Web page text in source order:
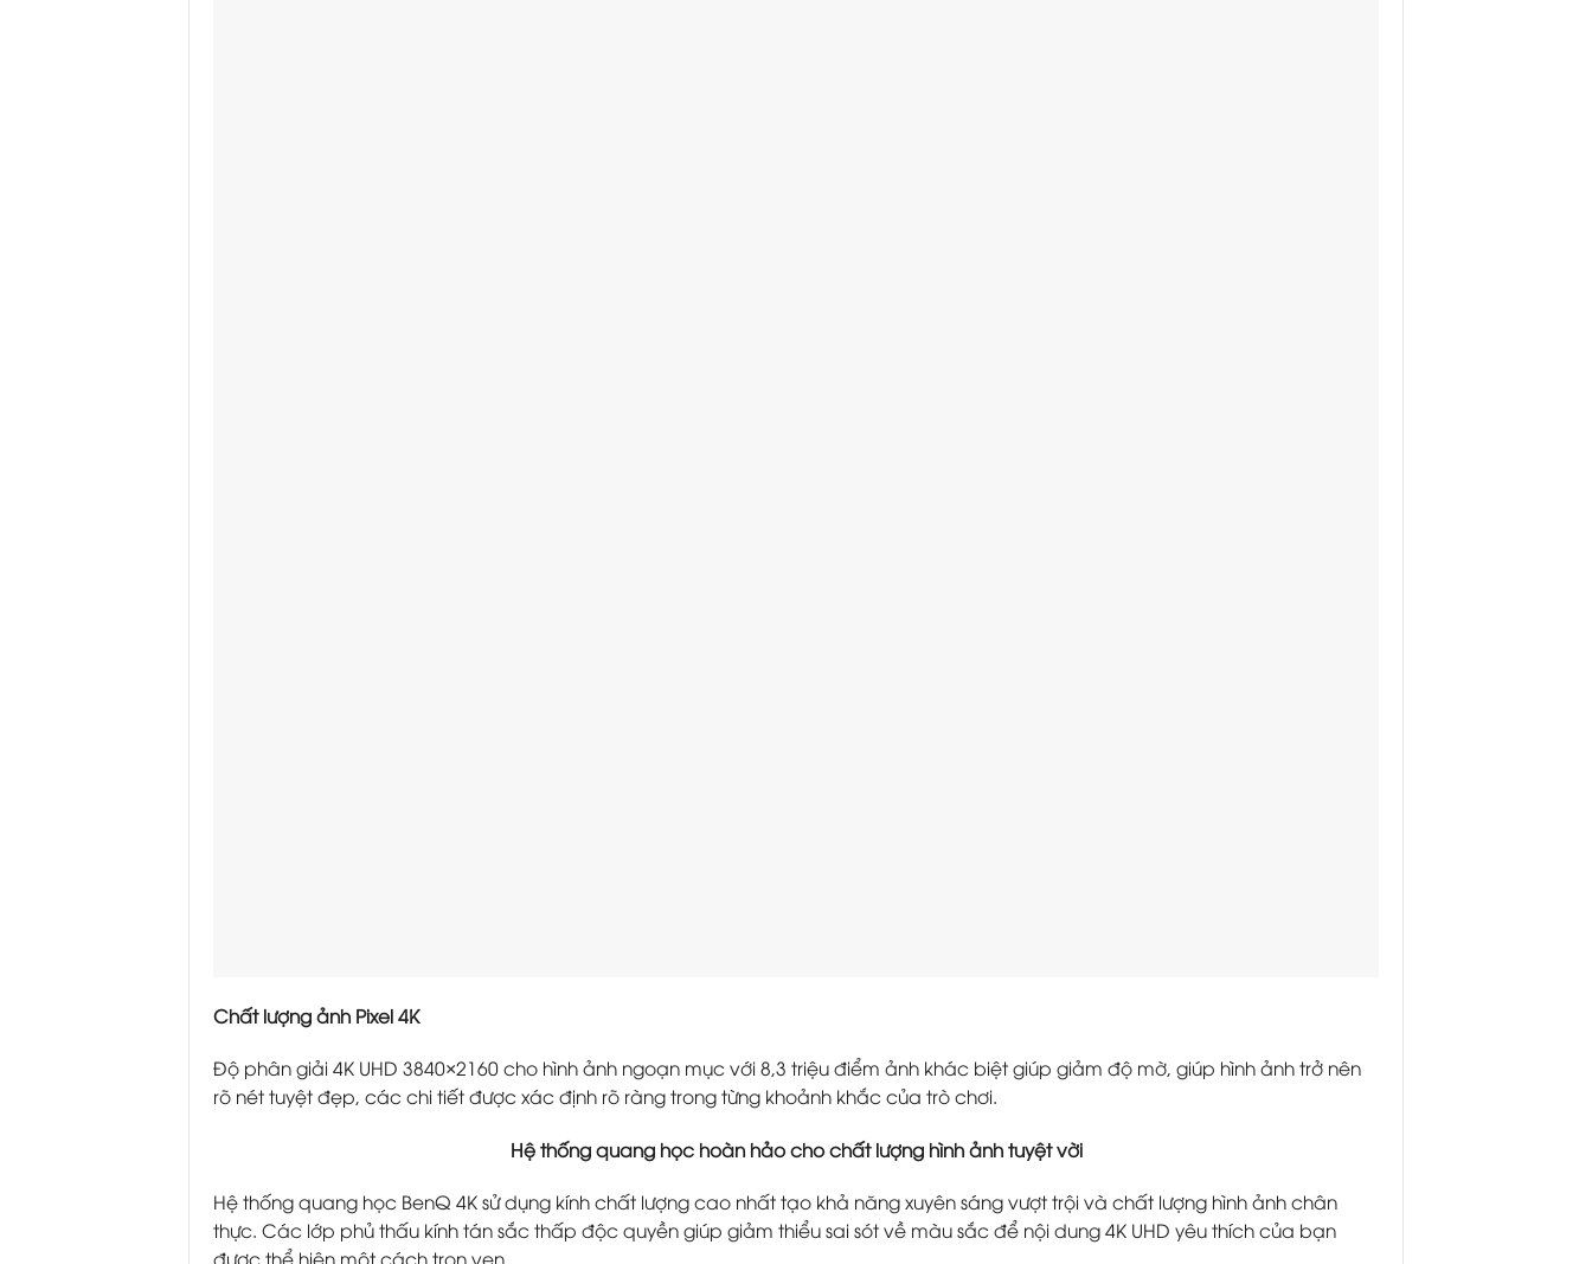
Chất lượng ảnh Pixel 4K
Độ phân giải 4K UHD 3840×2160 cho hình ảnh ngoạn mục với 8,3 triệu điểm ảnh khác biệt giúp giảm độ mờ, giúp hình ảnh trở nên
rõ nét tuyệt đẹp, các chi tiết được xác định rõ ràng trong từng khoảnh khắc của trò chơi.
Hệ thống quang học hoàn hảo cho chất lượng hình ảnh tuyệt vời
Hệ thống quang học BenQ 4K sử dụng kính chất lượng cao nhất tạo khả năng xuyên sáng vượt trội và chất lượng hình ảnh chân
thực. Các lớp phủ thấu kính tán sắc thấp độc quyền giúp giảm thiểu sai sót về màu sắc để nội dung 4K UHD yêu thích của bạn
được thể hiện một cách trọn vẹn.